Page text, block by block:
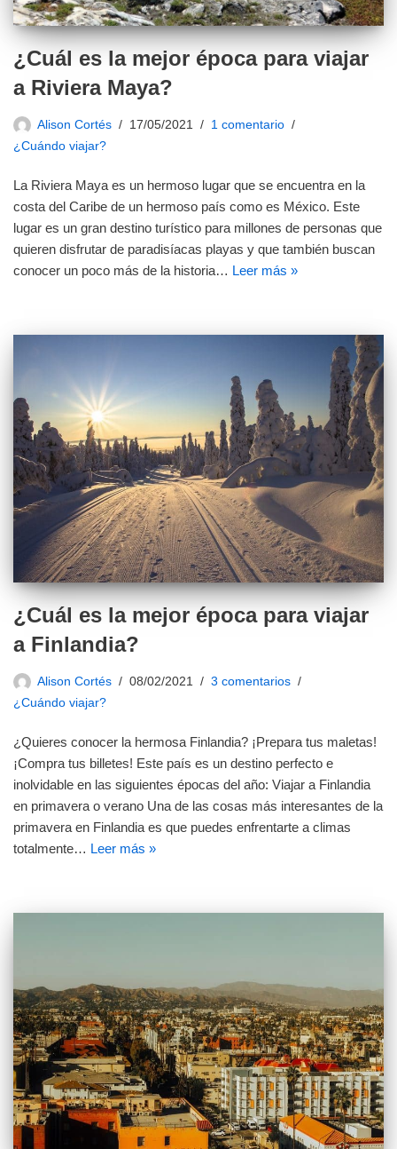
¿Cuál es la mejor época para viajar
a Riviera Maya?
Alison Cortés 17/05/2021
1 comentario
¿Cuándo viajar?
La Riviera Maya es un hermoso lugar que se encuentra en la
costa del Caribe de un hermoso país como es México. Este
lugar es un gran destino turístico para millones de personas que
quieren disfrutar de paradisíacas playas y que también buscan
conocer un poco más de la historia… Leer más »
¿Cuál es la mejor época para viajar
a Finlandia?
Alison Cortés 08/02/2021
3 comentarios
¿Cuándo viajar?
¿Quieres conocer la hermosa Finlandia? ¡Prepara tus maletas!
¡Compra tus billetes! Este país es un destino perfecto e
inolvidable en las siguientes épocas del año: Viajar a Finlandia
en primavera o verano Una de las cosas más interesantes de la
primavera en Finlandia es que puedes enfrentarte a climas
totalmente… Leer más »